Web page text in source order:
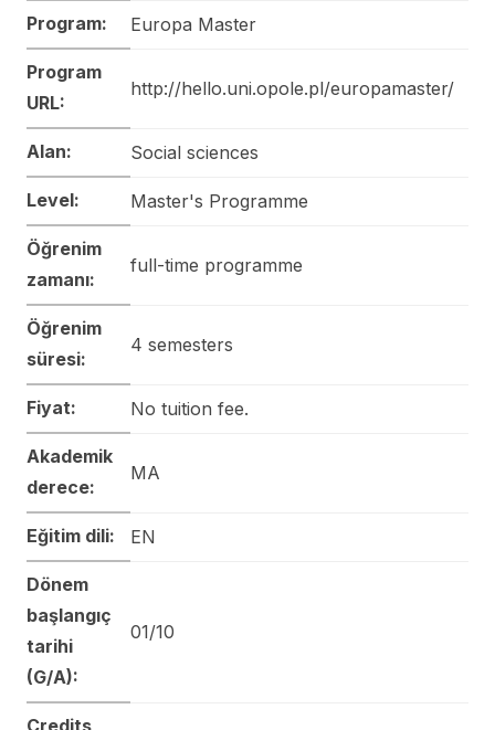
Program: Europa Master
Program
URL:
http://hello.uni.opole.pl/europamaster/
Alan: Social sciences
Level: Master's Programme
Öğrenim
zamanı:
full-time programme
Öğrenim
süresi:
4 semesters
Fiyat: No tuition fee.
Akademik
derece:
MA
Eğitim dili: EN
Dönem
başlangıç
tarihi
(G/A):
01/10
Credits